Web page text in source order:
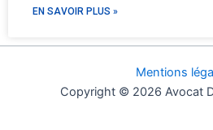
EN SAVOIR PLUS »
Mentions
Copyright © 2026 Avocat